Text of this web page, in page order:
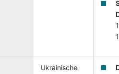
Ukrainische